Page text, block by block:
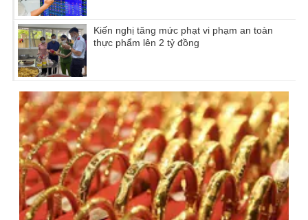
Kiến nghị tăng mức phạt vi phạm an toàn
thực phẩm lên 2 tỷ đồng